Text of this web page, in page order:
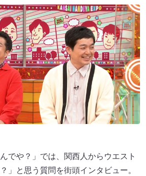
でや？」では、関西人からウエスト
」と思う質問を街頭インタビュー。